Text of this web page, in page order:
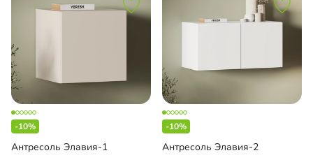
пленкой ПВХ
-10%
Антресоль Элавия-1
-10%
Антресоль Элавия-2